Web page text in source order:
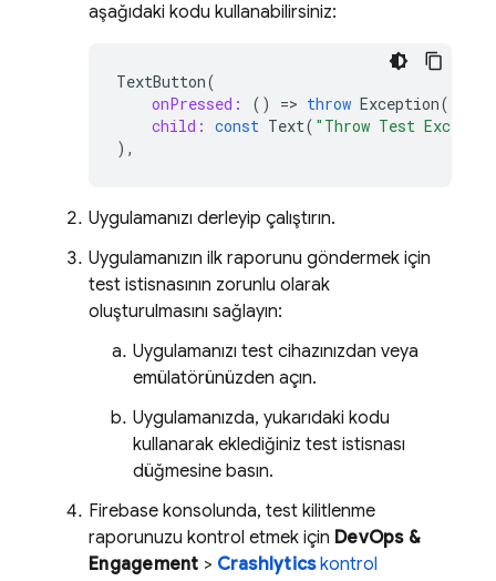
aşağıdaki kodu kullanabilirsiniz:
TextButton(
onPressed:
() => throw Exception(),
child: const Text( "Throw Test
),
Uygulamanızı derleyip çalıştırın.
Uygulamanızın ilk raporunu göndermek için
test istisnasının zorunlu olarak
oluşturulmasını sağlayın:
Uygulamanızı test cihazınızdan veya
emülatörünüzden açın.
Uygulamanızda, yukarıdaki kodu
kullanarak eklediğiniz test istisnası
düğmesine basın.
Firebase konsolunda, test kilitlenme
raporunuzu kontrol etmek için DevOps &
Engagement > Crashlyticskontrol